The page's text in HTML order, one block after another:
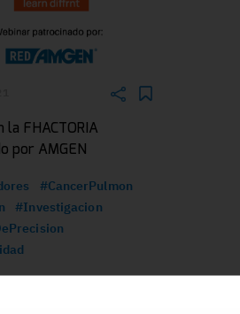
la FHACTORIA
por AMGEN
#CancerPulmon
#Investigacion